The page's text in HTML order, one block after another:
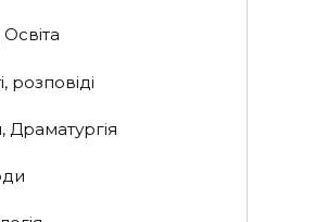
розповіді
Драматургія